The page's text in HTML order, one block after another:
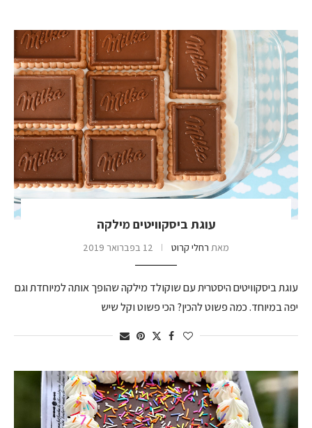
עוגת ביסקוויטים מילקה
מאת רחלי קרוט 12 בפברואר 2019
עוגת ביסקוויטים היסטרית עם שוקולד מילקה שהופך אותה למיוחדת וגם
יפה במיוחד. כמה פשוט להכין? הכי פשוט וקל שיש